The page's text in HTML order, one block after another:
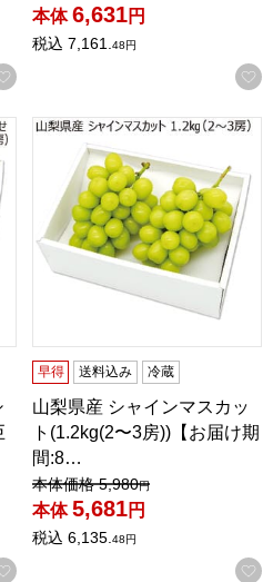
お気に入りに登録する
本体 6,631円
税込 7,161. 48円
ャインマスカット詰合せ(巨峰1
お気に入りに登録する
山梨県産 シャインマスカッ
早得 送料込み 冷蔵
山梨県産 シャインマスカッ
ト(1.2kg(2〜3房))【お届け期
間:8…
値引き前の価格：
本体価格 5,980円
本体 5,681円
税込 6,135. 48円